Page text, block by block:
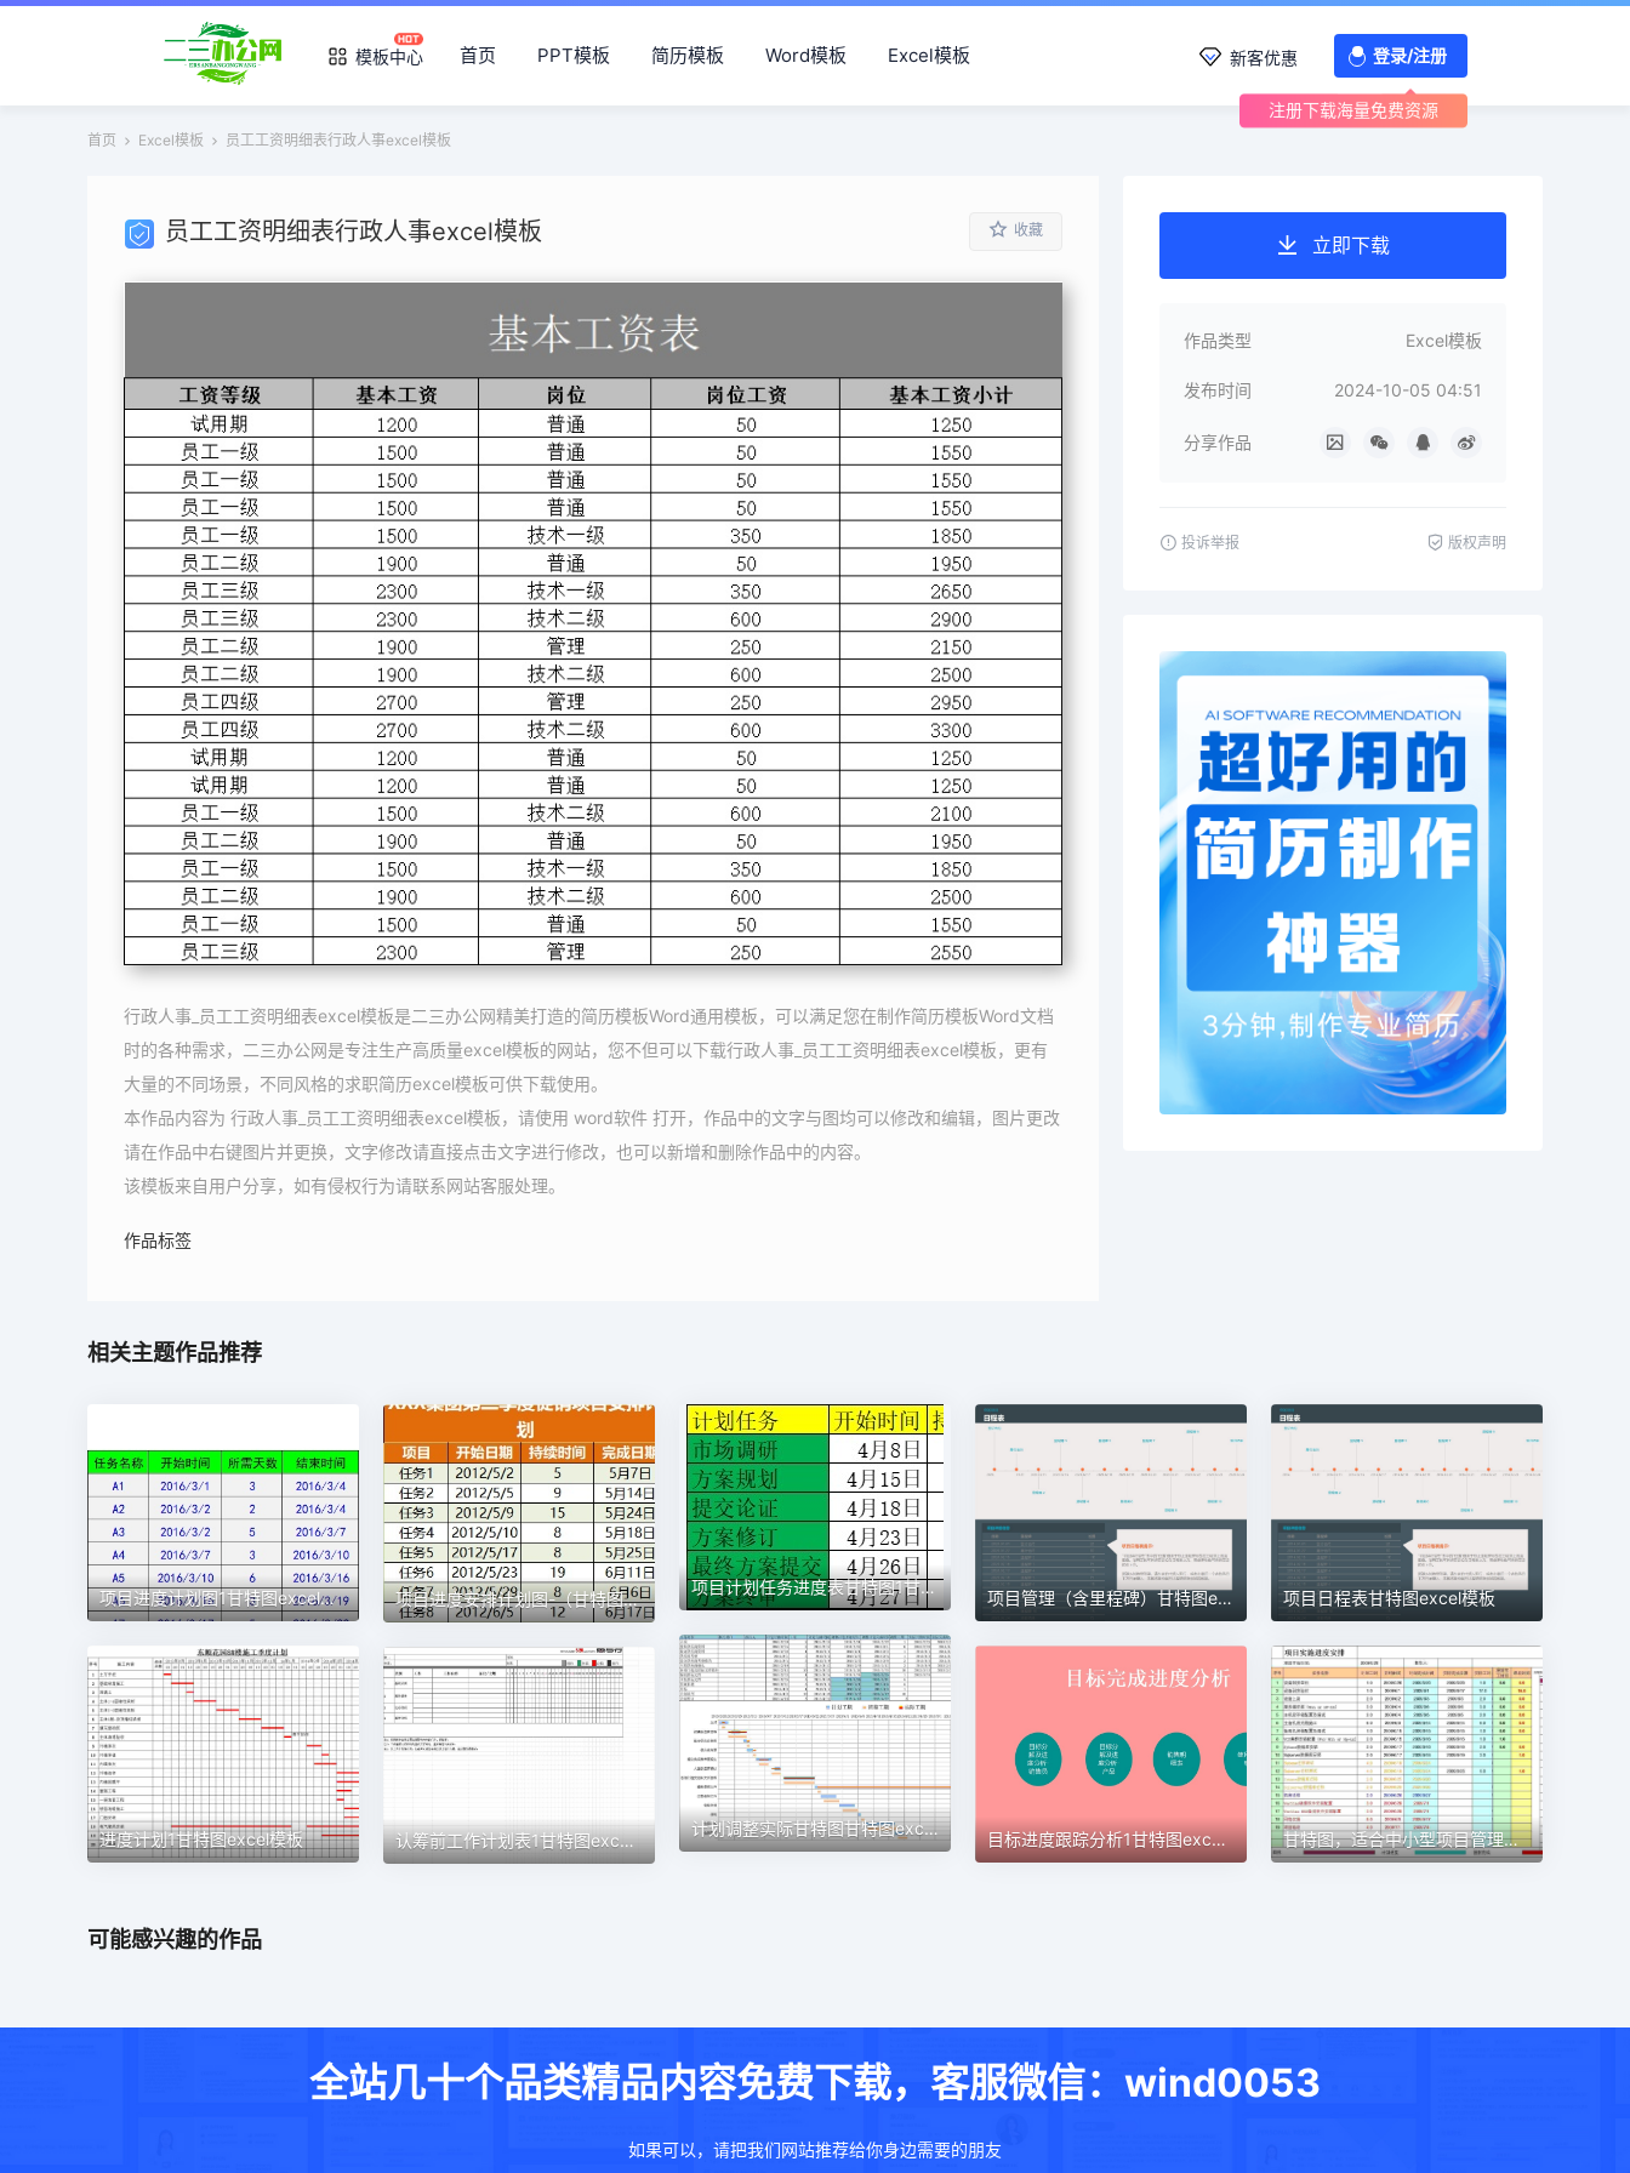
模板中心 首页 PPT模板 简历模板 Word模板 Excel模板 新客优惠 登录/注册
注册下载海量免费资源
首页 Excel模板 员工工资明细表行政人事excel模板
员工工资明细表行政人事excel模板 收藏
行政人事_员工工资明细表excel模板是二三办公网精美打造的简历模板Word通用模板，可以满足您在制作简历模板Word文档
时的各种需求，二三办公网是专注生产高质量excel模板的网站，您不但可以下载行政人事_员工工资明细表excel模板，更有
大量的不同场景，不同风格的求职简历excel模板可供下载使用。
本作品内容为 行政人事_员工工资明细表excel模板，请使用 word软件 打开，作品中的文字与图均可以修改和编辑，图片更改
请在作品中右键图片并更换，文字修改请直接点击文字进行修改，也可以新增和删除作品中的内容。
该模板来自用户分享，如有侵权行为请联系网站客服处理。
作品标签
立即下载
作品类型 Excel模板
发布时间 2024-10-05 04:51
分享作品
投诉举报 版权声明
相关主题作品推荐
项目进度计划图1甘特图excel模板 项目进度安排计划图-（甘特图）1甘特图excel模板
项目计划任务进度表甘特图1甘特图excel模板
项目管理（含里程碑）甘特图excel模板 项目日程表甘特图excel模板
进度计划1甘特图excel模板 认筹前工作计划表1甘特图excel模板
计划调整实际甘特图甘特图excel模板
目标进度跟踪分析1甘特图excel模板 甘特图，适合中小型项目管理使用甘特图excel模板
可能感兴趣的作品
全站几十个品类精品内容免费下载，客服微信：wind0053
如果可以，请把我们网站推荐给你身边需要的朋友